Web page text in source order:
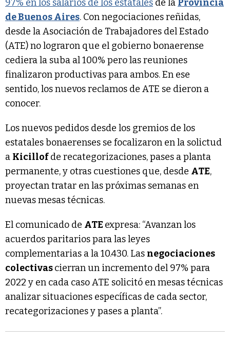
97% en los salarios de los estatales de la Provincia
de Buenos Aires. Con negociaciones reñidas,
desde la Asociación de Trabajadores del Estado
(ATE) no lograron que el gobierno bonaerense
cediera la suba al 100% pero las reuniones
finalizaron productivas para ambos. En ese
sentido, los nuevos reclamos de ATE se dieron a
conocer.
Los nuevos pedidos desde los gremios de los
estatales bonaerenses se focalizaron en la solictud
a Kicillofde recategorizaciones, pases a planta
permanente, y otras cuestiones que, desde ATE,
proyectan tratar en las próximas semanas en
nuevas mesas técnicas.
El comunicado de ATE expresa: “Avanzan los
acuerdos paritarios para las leyes
complementarias a la 10.430. Las negociaciones
colectivascierran un incremento del 97% para
2022 y en cada caso ATE solicitó en mesas técnicas
analizar situaciones específicas de cada sector,
recategorizaciones y pases a planta”.